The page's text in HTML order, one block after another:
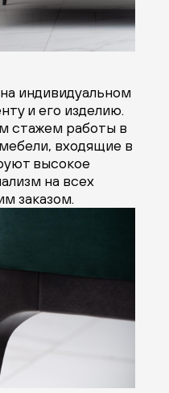
индивидуальном
и его изделию.
стажем работы в
входящие в
высокое
на всех
заказом.